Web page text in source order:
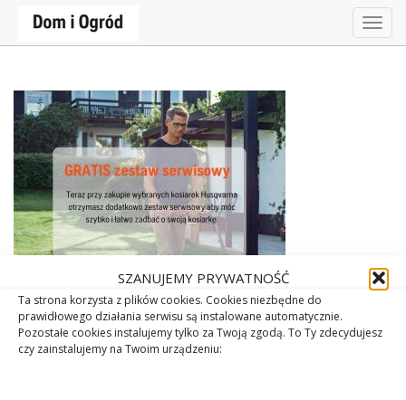
SZANUJEMY PRYWATNOŚĆ
Ta strona korzysta z plików cookies. Cookies niezbędne do
prawidłowego działania serwisu są instalowane automatycznie.
Pozostałe cookies instalujemy tylko za Twoją zgodą. To Ty zdecydujesz
czy zainstalujemy na Twoim urządzeniu: